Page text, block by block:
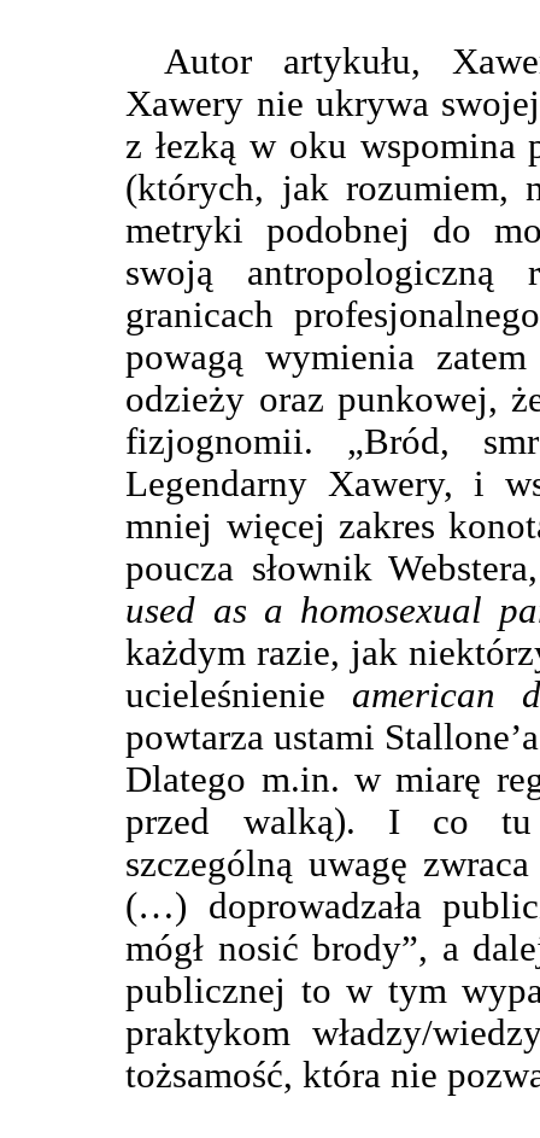
Autor artykułu,
Xawery nie ukrywa
z łezką w oku
(których, jak rozumiem,
metryki podobnej do
swoją antropologiczną
granicach
powagą wymienia
odzieży oraz punkowej,
fizjognomii. „Bród,
Legendarny Xawery, i
mniej więcej zakres
poucza słownik
used as a homosexual
każdym razie, jak
ucieleśnienie american
powtarza ustami
Dlatego m.in. w miarę
przed walką). I co tu
szczególną uwagę
(…) doprowadzała
mógł nosić brody”, a
publicznej to w tym
praktykom władzy/
tożsamość, która nie